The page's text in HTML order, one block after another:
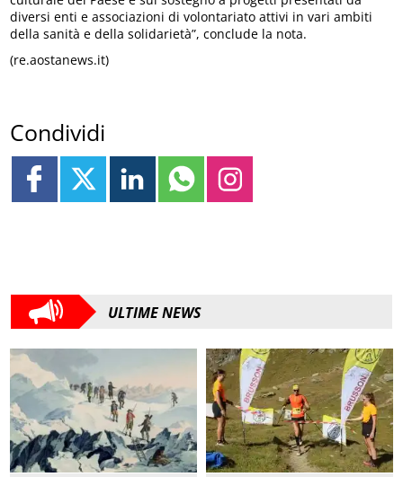
diversi enti e associazioni di volontariato attivi in vari ambiti
della sanità e della solidarietà”, conclude la nota.
(re.aostanews.it)
Condividi
ULTIME NEWS